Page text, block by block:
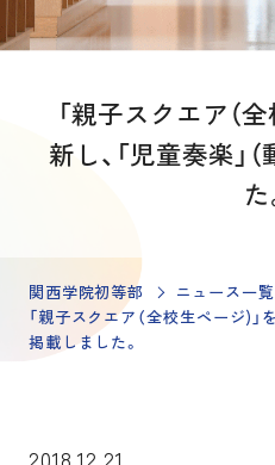
「親子スクエア（
新し、「児童奏楽」
た
関西学院初等部
ニュース一覧
「親子スクエア（全校生ページ)」
掲載しました。